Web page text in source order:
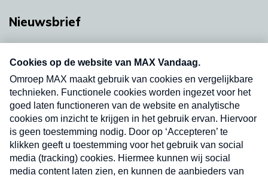
Nieuwsbrief
nieuwsbrief. Elke vrijdag- en dinsdagochtend in
uw mailbox.
Verzend